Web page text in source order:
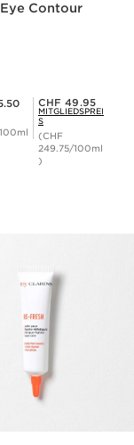
Contour
Mitgliederpreis CHF 49.95
CHF 49.95
MITGLIEDSPREI
S
(CHF
249.75/100ml
)